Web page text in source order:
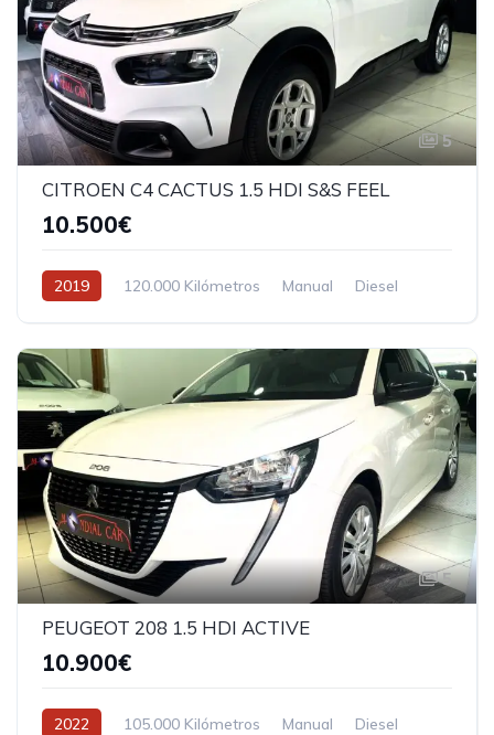
5
CITROEN C4 CACTUS 1.5 HDI S&S FEEL
10.500€
2019 120.000 Kilómetros Manual Diesel
5
PEUGEOT 208 1.5 HDI ACTIVE
10.900€
2022 105.000 Kilómetros Manual Diesel